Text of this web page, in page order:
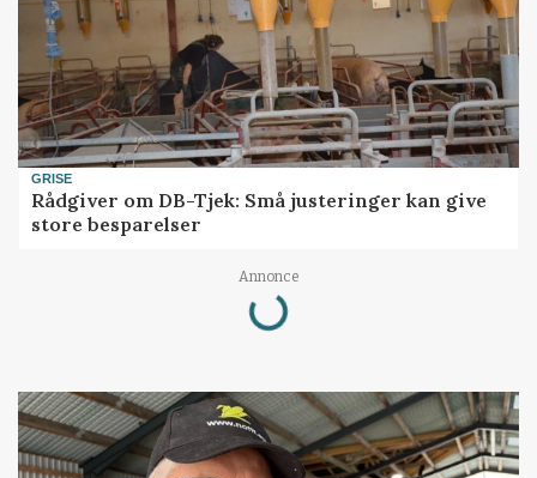
GRISE
Rådgiver om DB-Tjek: Små justeringer kan give
store besparelser
Annonce
Loading...